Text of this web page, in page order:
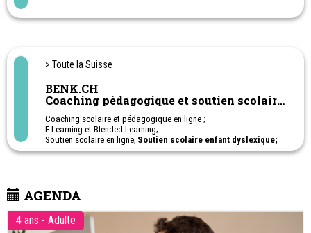
> Toute la Suisse
BENK.CH
Coaching pédagogique et soutien scolaire
en ligne
Coaching scolaire et pédagogique en ligne ;
E-Learning et Blended Learning;
Soutien scolaire en ligne; Soutien scolaire enfant dyslexique;
Soutien scolaire enfant TDAH; Soutien scolaire enfant haut-
1ère à 11ème Harmos. Apprentissage - Post-obligatoire
Ateliers en ligne pour aider les parents à soutenir leurs enfants à
l'école.
AGENDA
4 ans - Adulte